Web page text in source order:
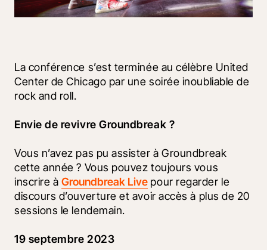
La conférence s’est terminée au célèbre United
Center de Chicago par une soirée inoubliable de
rock and roll.
Envie de revivre Groundbreak ?
Vous n’avez pas pu assister à Groundbreak
cette année ? Vous pouvez toujours vous
inscrire à Groundbreak Live pour regarder le
discours d’ouverture et avoir accès à plus de 20
sessions le lendemain.
19 septembre 2023